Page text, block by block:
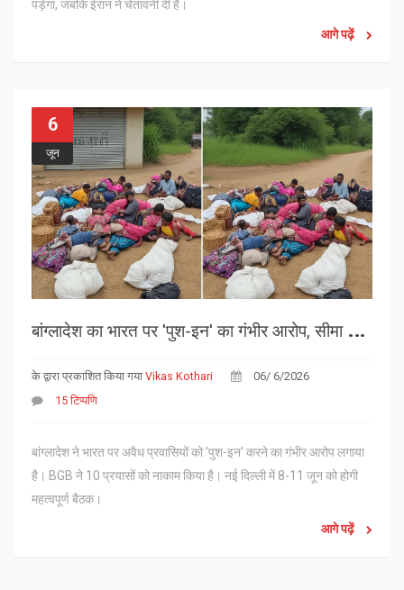
पड़ेगा, जबकि ईरान ने चेतावनी दी है।
आगे पढ़ें
6
जून
ब
ांग्लादेश का भारत पर 'पुश-इन' का गंभीर आरोप, सीमा पर तनाव
के द्वारा प्रकाशित किया गया Vikas Kothari
06/ 6/2026
15 टिप्पणि
बांग्लादेश ने भारत पर अवैध प्रवासियों को 'पुश-इन' करने का गंभीर आरोप लगाया
है। BGB ने 10 प्रयासों को नाकाम किया है। नई दिल्ली में 8-11 जून को होगी
महत्वपूर्ण बैठक।
आगे पढ़ें